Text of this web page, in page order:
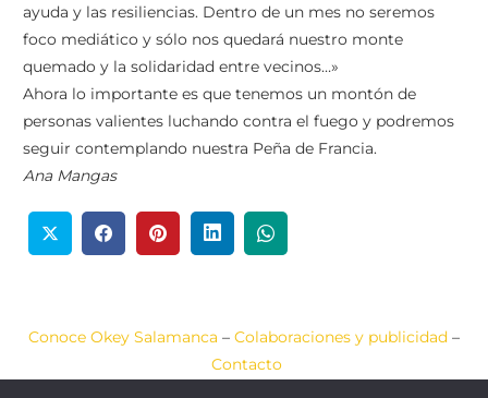
ayuda y las resiliencias. Dentro de un mes no seremos
foco mediático y sólo nos quedará nuestro monte
quemado y la solidaridad entre vecinos…»
Ahora lo importante es que tenemos un montón de
personas valientes luchando contra el fuego y podremos
seguir contemplando nuestra Peña de Francia.
Ana Mangas
Conoce Okey Salamanca – Colaboraciones y publicidad –
Contacto